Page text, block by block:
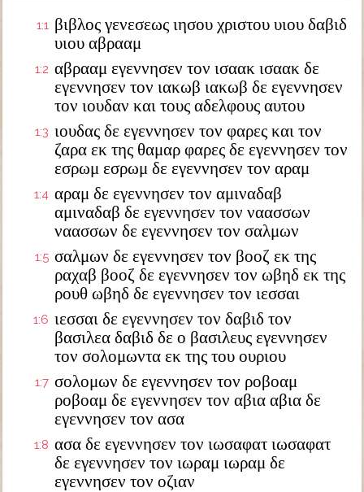
1:1 βιβλος γενεσεως ιησου χριστου υιου δαβιδ
υιου αβρααμ
1:2 αβρααμ εγεννησεν τον ισαακ ισαακ δε
εγεννησεν τον ιακωβ ιακωβ δε εγεννησεν
τον ιουδαν και τους αδελφους αυτου
1:3 ιουδας δε εγεννησεν τον φαρες και τον
ζαρα εκ της θαμαρ φαρες δε εγεννησεν τον
εσρωμ εσρωμ δε εγεννησεν τον αραμ
1:4 αραμ δε εγεννησεν τον αμιναδαβ
αμιναδαβ δε εγεννησεν τον ναασσων
ναασσων δε εγεννησεν τον σαλμων
1:5 σαλμων δε εγεννησεν τον βοοζ εκ της
ραχαβ βοοζ δε εγεννησεν τον ωβηδ εκ της
ρουθ ωβηδ δε εγεννησεν τον ιεσσαι
1:6 ιεσσαι δε εγεννησεν τον δαβιδ τον
βασιλεα δαβιδ δε ο βασιλευς εγεννησεν
τον σολομωντα εκ της του ουριου
1:7 σολομων δε εγεννησεν τον ροβοαμ
ροβοαμ δε εγεννησεν τον αβια αβια δε
εγεννησεν τον ασα
1:8 ασα δε εγεννησεν τον ιωσαφατ ιωσαφατ
δε εγεννησεν τον ιωραμ ιωραμ δε
εγεννησεν τον οζιαν